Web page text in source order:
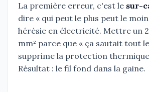
La première erreur, c'est le sur-
dire « qui peut le plus peut le
hérésie en électricité. Mettre un
mm² parce que « ça sautait tout
supprime la protection thermique
Résultat : le fil fond dans la gaine.